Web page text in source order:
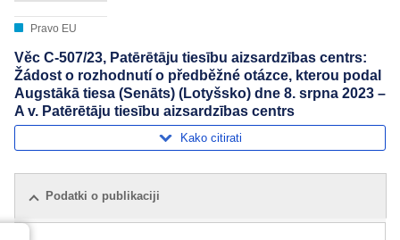
Pravo EU
Věc C-507/23, Patērētāju tiesību aizsardzības centrs:
Žádost o rozhodnutí o předběžné otázce, kterou podal
Augstākā tiesa (Senāts) (Lotyšsko) dne 8. srpna 2023 –
A v. Patērētāju tiesību aizsardzības centrs
Kako citirati
Podatki o publikaciji